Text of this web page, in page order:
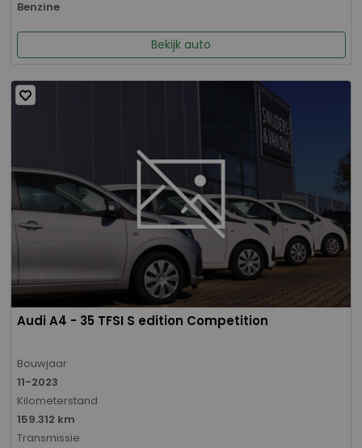
Benzine
Bekijk auto
Audi A4 - 35 TFSI S edition Competition
Bouwjaar
11-2023
Kilometerstand
159.312 km
Transmissie